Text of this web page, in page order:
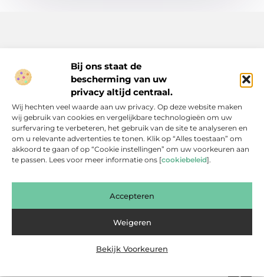
Bij ons staat de
bescherming van uw
privacy altijd centraal.
Wij hechten veel waarde aan uw privacy. Op deze website maken
wij gebruik van cookies en vergelijkbare technologieën om uw
surfervaring te verbeteren, het gebruik van de site te analyseren en
om u relevante advertenties te tonen. Klik op “Alles toestaan” om
akkoord te gaan of op “Cookie instellingen” om uw voorkeuren aan
te passen. Lees voor meer informatie ons [cookiebeleid].
Accepteren
Weigeren
Bekijk Voorkeuren
Inspiratie, tips en verhalen voor elk moment.
Ontdek een breed scala aan artikelen en blogs die je dagelijks
leven verrijken, van praktische adviezen tot boeiende verhalen.
Bericht categorie
Onze informatie
Cookiebeleid (EU)